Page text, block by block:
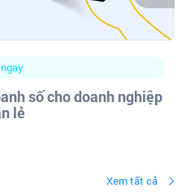
số cho doanh nghiệp
lẻ
Xem tất cả